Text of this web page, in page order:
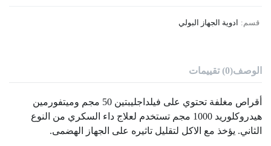
قسم: ادوية الجهاز البولي
الوصف(0) تقييمات
أقراص مغلفة تحتوي على فيلداجليبتين 50 مجم وميتفورمين
هيدروكلوريد 1000 مجم تستخدم لعلاج داء السكري من النوع
الثاني. يؤخذ مع الاكل لتقليل تاثيره على الجهاز الهضمى.